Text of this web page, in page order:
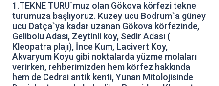
1.TEKNE TURU`muz olan Gökova körfezi tekne
turumuza başlıyoruz. Kuzey ucu Bodrum`a güney
ucu Datça`ya kadar uzanan Gökova körfezinde,
Gelibolu Adası, Zeytinli koy, Sedir Adası (
Kleopatra plajı), İnce Kum, Lacivert Koy,
Akvaryum Koyu gibi noktalarda yüzme molaları
verirken, rehberimizden hem körfez hakkında
hem de Cedrai antik kenti, Yunan Mitolojisinde